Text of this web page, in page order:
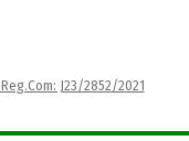
J23/2852/2021